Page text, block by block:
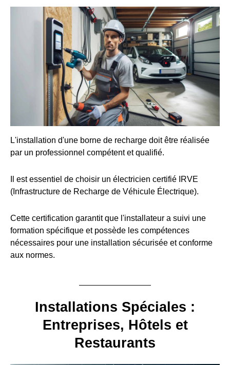
L'installation d'une borne de recharge doit être réalisée
par un professionnel compétent et qualifié.
Il est essentiel de choisir un électricien certifié IRVE
(Infrastructure de Recharge de Véhicule Électrique).
Cette certification garantit que l'installateur a suivi une
formation spécifique et possède les compétences
nécessaires pour une installation sécurisée et conforme
aux normes.
Installations Spéciales :
Entreprises, Hôtels et
Restaurants